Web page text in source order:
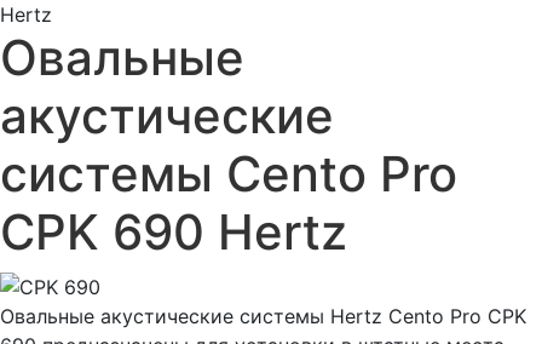
Hertz
Овальные
акустические
системы Cento Pro
CPK 690 Hertz
Овальные акустические системы Hertz Cento Pro CPK